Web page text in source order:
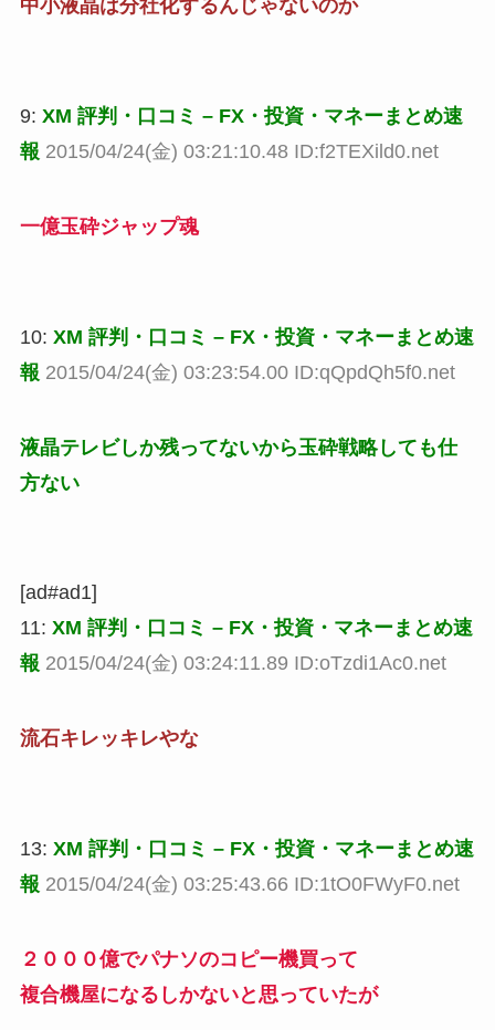
中小液晶は分社化するんじゃないのか
9: XM 評判・口コミ – FX・投資・マネーまとめ速
報 2015/04/24(金) 03:21:10.48 ID:f2TEXild0.net
一億玉砕ジャップ魂
10: XM 評判・口コミ – FX・投資・マネーまとめ速
報 2015/04/24(金) 03:23:54.00 ID:qQpdQh5f0.net
液晶テレビしか残ってないから玉砕戦略しても仕
方ない
[ad#ad1]
11: XM 評判・口コミ – FX・投資・マネーまとめ速
報 2015/04/24(金) 03:24:11.89 ID:oTzdi1Ac0.net
流石キレッキレやな
13: XM 評判・口コミ – FX・投資・マネーまとめ速
報 2015/04/24(金) 03:25:43.66 ID:1tO0FWyF0.net
２０００億でパナソのコピー機買って
複合機屋になるしかないと思っていたが